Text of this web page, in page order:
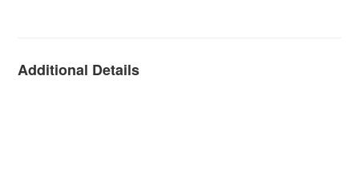
Additional Details